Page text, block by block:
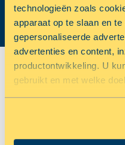
technologieën zoals
apparaat op te slaan en
gepersonaliseerde
advertenties en content,
productontwikkeling. U
gebruikt en met welke
die tot een paar